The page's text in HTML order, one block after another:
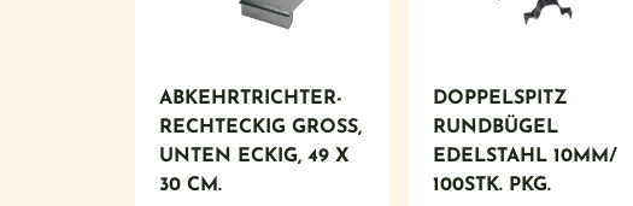
ABKEHRTRICHTER-
RECHTECKIG GROSS, U
NTEN ECKIG, 49 X 3
0 CM.
DOPPELSPITZ
RUNDBÜGEL
EDELSTAHL 10MM/
100STK. PKG.